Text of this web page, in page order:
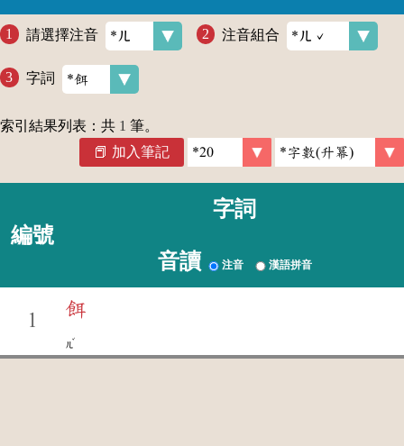
請選擇注音 注音組合
字詞
索引結果列表：共 1 筆。
加入筆記
編號
字詞
音讀 注音 漢語拼音
1
餌
ㄦ
ˇ